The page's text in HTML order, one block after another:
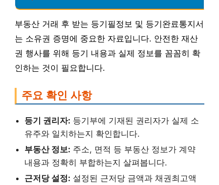
부동산 거래 후 받는 등기필정보 및 등기완료통지서
는 소유권 증명에 중요한 자료입니다. 안전한 재산
권 행사를 위해 등기 내용과 실제 정보를 꼼꼼히 확
인하는 것이 필요합니다.
주요 확인 사항
등기 권리자: 등기부에 기재된 권리자가 실제 소
유주와 일치하는지 확인합니다.
부동산 정보: 주소, 면적 등 부동산 정보가 계약
내용과 정확히 부합하는지 살펴봅니다.
근저당 설정: 설정된 근저당 금액과 채권최고액